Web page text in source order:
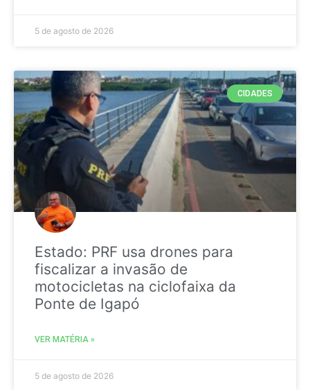
5 de agosto de 2026
CIDADES
Estado: PRF usa drones para
fiscalizar a invasão de
motocicletas na ciclofaixa da
Ponte de Igapó
VER MATÉRIA »
5 de agosto de 2026